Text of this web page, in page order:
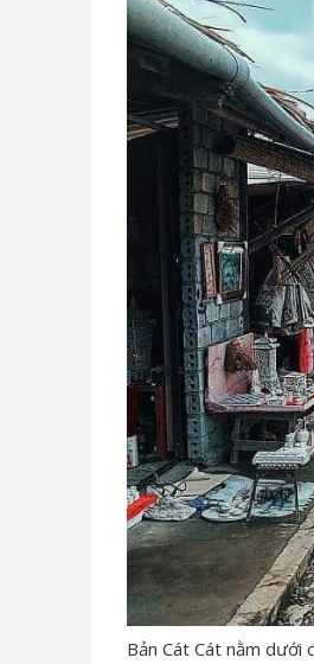
Bản Cát Cát nằm dưới